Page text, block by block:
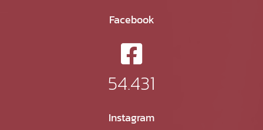
Facebook
54.431
Instagram